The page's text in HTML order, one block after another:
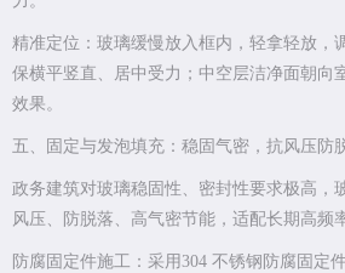
精准定位：玻璃缓慢放入框内，轻拿轻放，
保横平竖直、居中受力；中空层洁净面朝向
效果。
五、固定与发泡填充：稳固气密，抗风压防
政务建筑对玻璃稳固性、密封性要求极高，
风压、防脱落、高气密节能，适配长期高频
防腐固定件施工：采用304 不锈钢防腐固定